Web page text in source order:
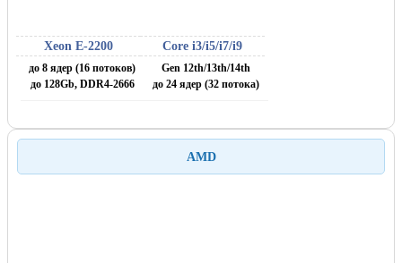
Xeon E-2200
до 8 ядер (16 потоков)
до 128Gb, DDR4-2666
Core i3/i5/i7/i9
Gen 12th/13th/14th
до 24 ядер (32 потока)
AMD